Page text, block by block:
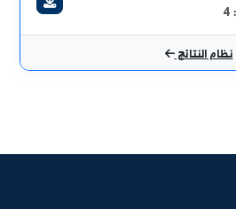
كلية الهندسة المدنية بالرقة
سمير